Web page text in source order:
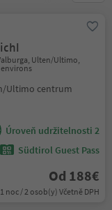
Ulten/Ultimo,
Ultimo centrum
Úroveň udržitelnosti 2
Südtirol Guest Pass
Od 188€
1 noc / 2 osob(y) Včetně DPH